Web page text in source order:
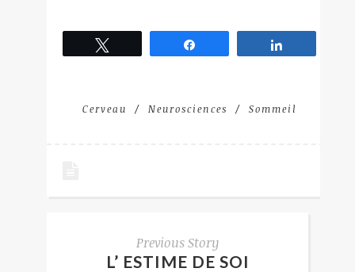
Cerveau Neurosciences Sommeil
Previous Story
L’ ESTIME DE SOI